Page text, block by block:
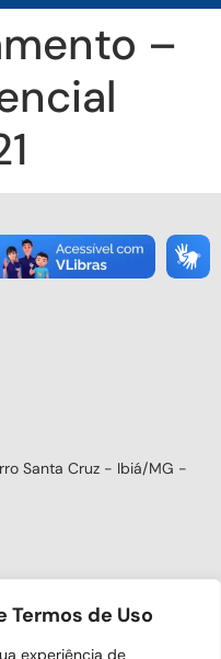
de Uso
experiência de
–
Santa Cruz - Ibiá/MG -